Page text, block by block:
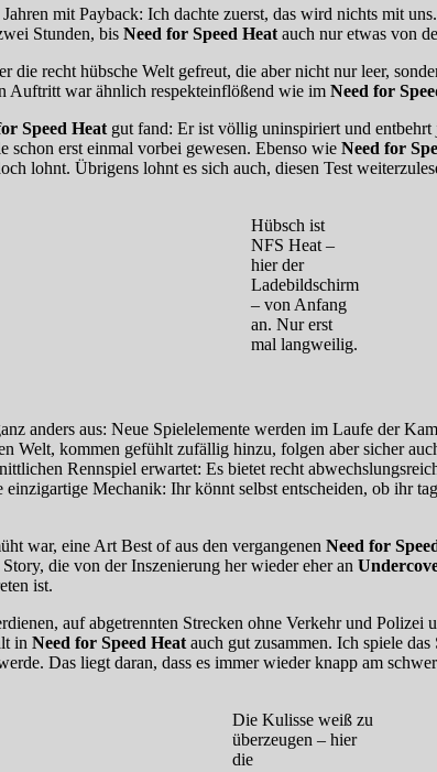
mit Payback: Ich dachte zuerst, das wird nichts mit
Stunden, bis Need for Speed Heat auch nur etwas von
die recht hübsche Welt gefreut, die aber nicht nur leer,
Auftritt war ähnlich respekteinflößend wie im Need for
Speed Heat gut fand: Er ist völlig uninspiriert und
schon erst einmal vorbei gewesen. Ebenso wie Need for
lohnt. Übrigens lohnt es sich auch, diesen Test
Hübsch ist
NFS Heat –
hier der
Ladebildschirm
– von Anfang
an. Nur erst
mal langweilig.
anders aus: Neue Spielelemente werden im Laufe der
Welt, kommen gefühlt zufällig hinzu, folgen aber sicher
Rennspiel erwartet: Es bietet recht
Mechanik: Ihr könnt selbst entscheiden, ob ihr
war, eine Art Best of aus den vergangenen Need for
Story, die von der Inszenierung her wieder eher an
ist.
auf abgetrennten Strecken ohne Verkehr und Polizei
in Need for Speed Heat auch gut zusammen. Ich spiele
Das liegt daran, dass es immer wieder knapp am
Die Kulisse weiß zu
überzeugen – hier
die